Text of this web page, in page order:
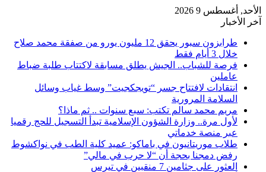
الأحد, أغسطس 9 2026
آخر الأخبار
طرابزون سبور يحقق 12 مليون يورو من صفقة محمد صلاح
خلال 3 أيام فقط
فرصة للشباب.. الجيش يطلق مسابقة لاكتتاب طلبة ضباط
عاملين
انتقادات لافتتاح جسر “تويجكجيت” وسط غياب وسائل
السلامة المرورية
مريم محمد سالم تكتب: سبع سنوات .. ثم ماذا؟
لأول مرة.. وزارة الشؤون الإسلامية تبدأ التسجيل للحج رقميا
عبر منصة خدماتي
طلاب موريتانيون في باماكو: عميد كلية الطب في نواكشوط
رفض دمجنا بحجة أن “لا حرب في مالي”
العثور على جثامين 7 منقبين في تيرس